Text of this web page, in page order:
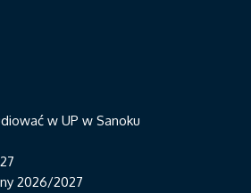
w UP w Sanoku
2026/2027